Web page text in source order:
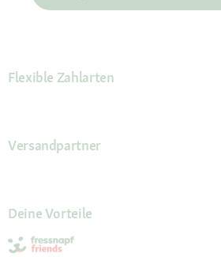
Flexible Zahlarten
Versandpartner
Deine Vorteile